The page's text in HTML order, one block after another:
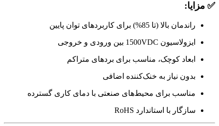
✅ مزایا:
راندمان بالا (تا 85%) برای کاربردهای توان پایین
ایزولاسیون 1500VDC بین ورودی و خروجی
ابعاد کوچک، مناسب برای بردهای متراکم
بدون نیاز به خنک‌کننده اضافی
مناسب برای محیط‌های صنعتی با دمای کاری گسترده
سازگار با استاندارد RoHS